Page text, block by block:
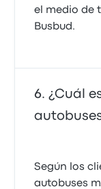
el medio de
Busbud.
¿Cuál
Según los
autobuses